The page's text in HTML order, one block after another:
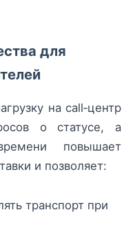
для
на call‑центр
о статусе, а
повышает
и позволяет:
транспорт при